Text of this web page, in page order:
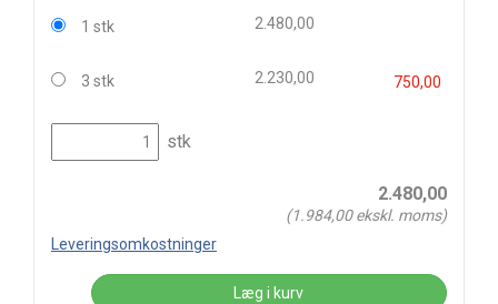
1 stk 2.480,00
3 stk 2.230,00 750,00
stk
2.480,00
(1.984,00ekskl. moms)
Leveringsomkostninger
Læg i kurv